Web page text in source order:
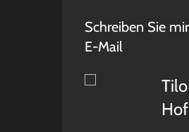
Schreiben Sie
E-Mail
Tilo